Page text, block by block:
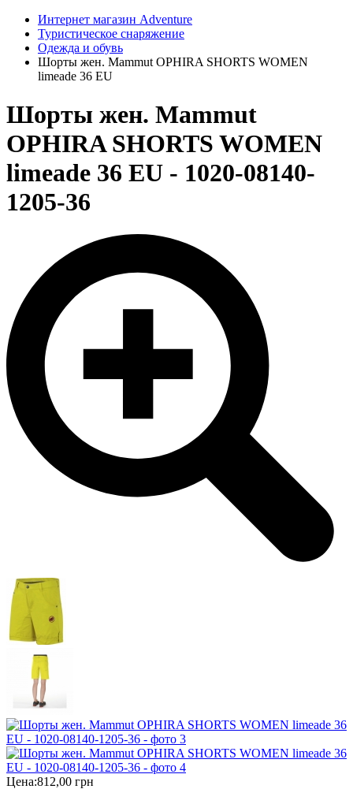
Интернет магазин Adventure
Туристическое снаряжение
Одежда и обувь
Шорты жен. Mammut OPHIRA SHORTS WOMEN
limeade 36 EU
Шорты жен. Mammut
OPHIRA SHORTS WOMEN
limeade 36 EU - 1020-08140-
1205-36
Цена:812,00 грн